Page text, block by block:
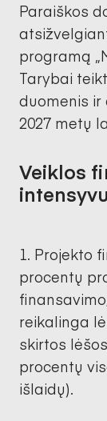
Paraiškos
programą
Tarybai
duomenis ir
2027 metų
Veiklos
Projekto
procentų
reikalinga
skirtos
procentų
išlaidų).